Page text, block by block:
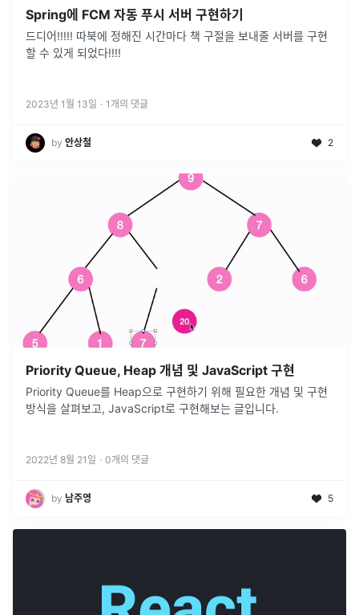
Spring에 FCM 자동 푸시 서버 구현하기
드디어!!!!! 따북에 정해진 시간마다 책 구절을 보내줄 서버를 구현
할 수 있게 되었다!!!!
2023년 1월 13일 · 1 개의 댓글
by 안상철 2
Priority Queue, Heap 개념 및 JavaScript 구현
Priority Queue를 Heap으로 구현하기 위해 필요한 개념 및 구현
방식을 살펴보고, JavaScript로 구현해보는 글입니다.
2022년 8월 21일 · 0개의 댓글
by 남주영 5